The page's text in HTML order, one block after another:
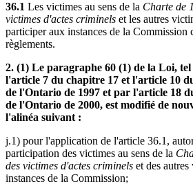
36.1 Les victimes au sens de la Charte de
victimes d'actes criminels et les autres
participer aux instances de la Commission
règlements.
2. (1) Le paragraphe 60 (1) de la Loi,
l'article 7 du chapitre 17 et l'article 10
de l'Ontario de 1997 et par l'article 18
de l'Ontario de 2000, est modifié de
l'alinéa suivant :
j.1) pour l'application de l'article 36.1,
participation des victimes au sens de la
des victimes d'actes criminels et des
instances de la Commission;